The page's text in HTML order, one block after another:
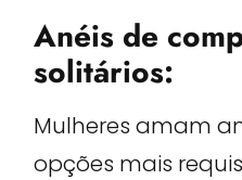
Anéis de
solitários:
Mulheres amam
opções mais